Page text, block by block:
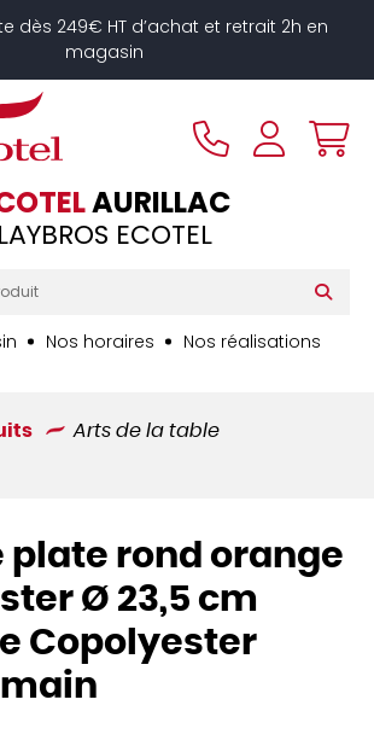
dès 249€ HT d’achat et retrait 2h en
magasin
AURILLAC
LAYBROS ECOTEL
Nos horaires Nos réalisations
Arts de la table
plate rond orange
Ø 23,5 cm
Copolyester
des cookies